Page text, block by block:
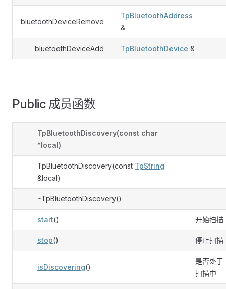
bluetoothDeviceRemove
TpBluetoothAddress
&
bluetoothDeviceAdd TpBluetoothDevice &
Public 成员函数
TpBluetoothDiscovery(const char
*local)
TpBluetoothDiscovery(const TpString
&local)
~TpBluetoothDiscovery()
start() 开始扫描
stop() 停止扫描
isDiscovering()
是否处于
扫描中